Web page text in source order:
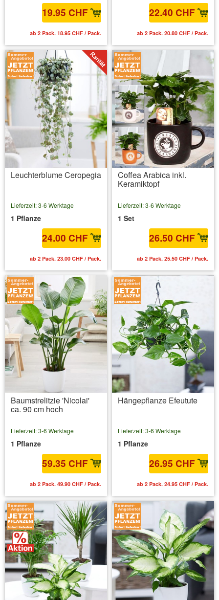
19.95 CHF
ab 2 Pack. 18.95 CHF / Pack.
22.40 CHF
ab 2 Pack. 20.80 CHF / Pack.
Leuchterblume Ceropegia
Lieferzeit: 3-6 Werktage
1 Pflanze
24.00 CHF
ab 2 Pack. 23.00 CHF / Pack.
Coffea Arabica inkl.
Keramiktopf
Lieferzeit: 3-6 Werktage
1 Set
26.50 CHF
ab 2 Pack. 25.50 CHF / Pack.
Baumstrelitzie 'Nicolai'
ca. 90 cm hoch
Lieferzeit: 3-6 Werktage
1 Pflanze
59.35 CHF
ab 2 Pack. 49.90 CHF / Pack.
Hängepflanze Efeutute
Lieferzeit: 3-6 Werktage
1 Pflanze
26.95 CHF
ab 2 Pack. 24.95 CHF / Pack.